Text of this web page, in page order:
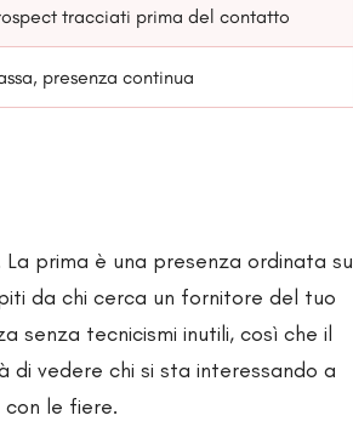
tracciati prima del contatto
presenza continua
prima è una presenza ordinata su
da chi cerca un fornitore del tuo
senza tecnicismi inutili, così che il
di vedere chi si sta interessando a
le fiere.